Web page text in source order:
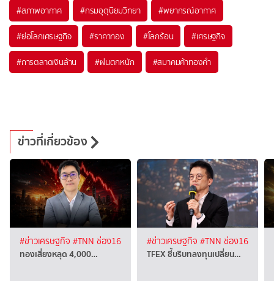
#สภาพอากาศ #กรมอุตุนิยมวิทยา #พยากรณ์อากาศ
#ย่อโลกเศรษฐกิจ #ราคาทอง #โลกร้อน #เศรษฐกิจ
#การตลาดเงินล้าน #ฝนตกหนัก #สมาคมค้าทองคำ
ข่าวที่เกี่ยวข้อง
#ข่าวเศรษฐกิจ #TNN ช่อง16
ทองเสี่ยงหลุด 4,000…
#ข่าวเศรษฐกิจ #TNN ช่อง16
TFEX ชี้บริบทลงทุนเปลี่ยน…